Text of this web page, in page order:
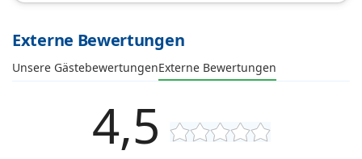
Externe Bewertungen
Unsere GästebewertungenExterne Bewertungen
4,5